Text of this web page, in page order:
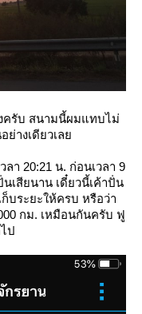
ครับ สนามนี้ผมแทบไม่
ย่างเดียวเล
ลา 20:21 น. ก่อนเวลา 9
เสียนาน เดี๋ยวนี้เค้าปั่น
บระยะให้ครบ หรือว่า
กม. เหมือนกันครับ ฟู
ป